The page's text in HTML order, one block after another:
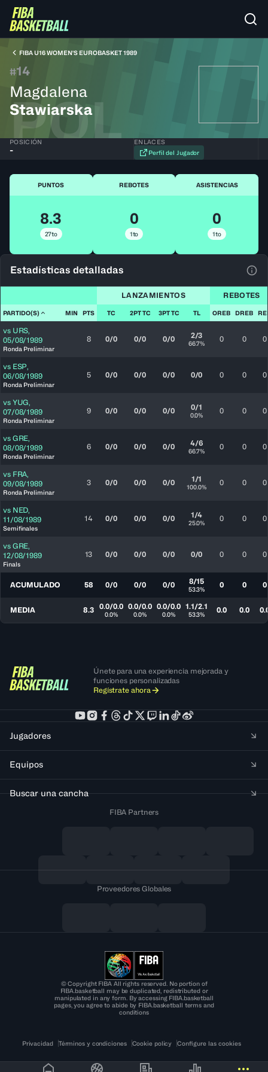
FIBA U16 WOMEN'S EUROBASKET 1989
#14
Magdalena
Stawiarska
POL
POSICIÓN
-
ENLACES
Perfil del Jugador
PUNTOS
8.3
27to
REBOTES
0
1to
ASISTENCIAS
0
1to
Estadísticas detalladas
LANZAMIENTOS REBOTES
PARTIDO(S) MIN PTS TC 2PT TC 3PT TC TL OREB DREB
vs URS,
05/08/1989
Ronda Preliminar
8 0/0 0/0 0/0 2/3
66.7% 0 0 0
vs ESP,
06/08/1989
Ronda Preliminar
5 0/0 0/0 0/0 0/0 0 0 0
vs YUG,
07/08/1989
Ronda Preliminar
9 0/0 0/0 0/0 0/1
0.0% 0 0 0
vs GRE,
08/08/1989
Ronda Preliminar
6 0/0 0/0 0/0 4/6
66.7% 0 0 0
vs FRA,
09/08/1989
Ronda Preliminar
3 0/0 0/0 0/0 1/1
100.0% 0 0 0
vs NED,
11/08/1989
Semifinales
14 0/0 0/0 0/0 1/4
25.0% 0 0 0
vs GRE,
12/08/1989
Finals
13 0/0 0/0 0/0 0/0 0 0 0
ACUMULADO 58 0/0 0/0 0/0 8/15
53.3% 0 0 0
MEDIA 8.3 0.0/0.0
0.0%
0.0/0.0
0.0%
0.0/0.0
0.0%
1.1/2.1
53.3% 0.0 0.0
Únete para una experiencia mejorada y
funciones personalizadas
Regístrate ahora
Jugadores
Equipos
Buscar una cancha
FIBA Partners
Proveedores Globales
© Copyright FIBA All rights reserved. No portion of
FIBA.basketball may be duplicated, redistributed or
manipulated in any form. By accessing FIBA.basketball
pages, you agree to abide by FIBA.basketball terms and
conditions
Privacidad Términos y condiciones Cookie policy Configure las cookies